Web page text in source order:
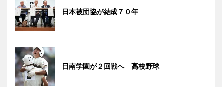
日本被団協が結成７０年
日南学園が２回戦へ 高校野球